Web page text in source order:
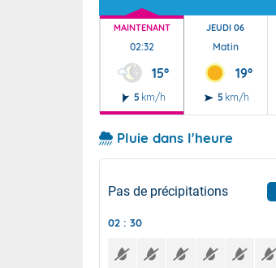
MAINTENANT
02:32
15°
5 km/h
JEUDI 06
Matin
19°
5 km/h
Pluie dans l'heure
Pas de précipitations
02 : 30